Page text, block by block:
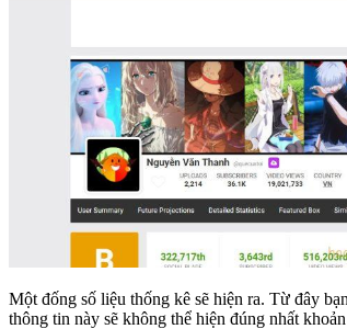
Một đống số liệu thống kê sẽ hiện ra. Từ đây
thông tin này sẽ không thể hiện đúng nhất